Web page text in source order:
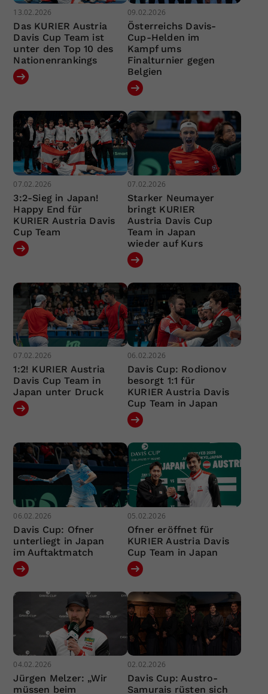
13.02.2026
Das KURIER Austria
Davis Cup Team ist
unter den Top 10 des
Nationenrankings
09.02.2026
Österreichs Davis-
Cup-Helden im
Kampf ums
Finalturnier gegen
Belgien
07.02.2026
3:2-Sieg in Japan!
Happy End für
KURIER Austria Davis
Cup Team
07.02.2026
Starker Neumayer
bringt KURIER
Austria Davis Cup
Team in Japan
wieder auf Kurs
07.02.2026
1:2! KURIER Austria
Davis Cup Team in
Japan unter Druck
06.02.2026
Davis Cup: Rodionov
besorgt 1:1 für
KURIER Austria Davis
Cup Team in Japan
06.02.2026
Davis Cup: Ofner
unterliegt in Japan
im Auftaktmatch
05.02.2026
Ofner eröffnet für
KURIER Austria Davis
Cup Team in Japan
04.02.2026
Jürgen Melzer: „Wir
müssen beim
02.02.2026
Davis Cup: Austro-
Samurais rüsten sich